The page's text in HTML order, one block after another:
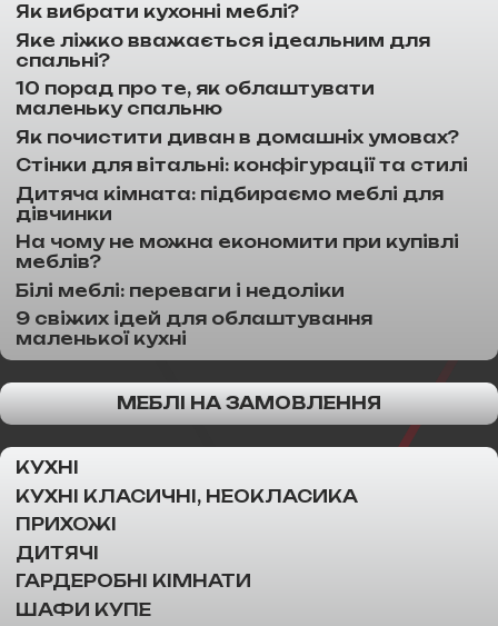
Як вибрати кухонні меблі?
Яке ліжко вважається ідеальним для
спальні?
10 порад про те, як облаштувати
маленьку спальню
Як почистити диван в домашніх умовах?
Стінки для вітальні: конфігурації та стилі
Дитяча кімната: підбираємо меблі для
дівчинки
На чому не можна економити при купівлі
меблів?
Білі меблі: переваги і недоліки
9 свіжих ідей для облаштування
маленької кухні
МЕБЛІ НА ЗАМОВЛЕННЯ
КУХНІ
КУХНІ КЛАСИЧНІ, НЕОКЛАСИКА
ПРИХОЖІ
ДИТЯЧІ
ГАРДЕРОБНІ КІМНАТИ
ШАФИ КУПЕ